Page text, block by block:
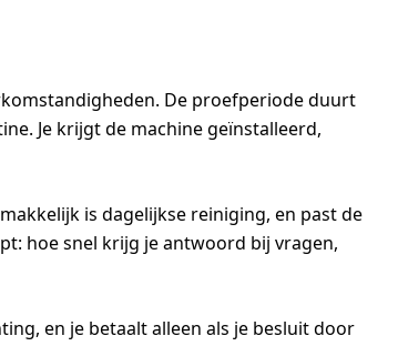
De proefperiode duurt
Je krijgt de machine geïnstalleerd,
is dagelijkse reiniging, en past de
hoe snel krijg je antwoord bij vragen,
en je betaalt alleen als je besluit door